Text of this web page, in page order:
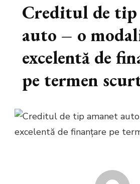
Creditul de tip
auto – o
excelentă de
pe termen